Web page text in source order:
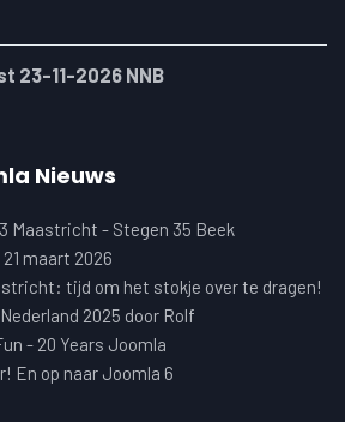
23-11-2026 NNB
Nieuws
Maastricht - Stegen 35 Beek
maart 2026
tijd om het stokje over te dragen!
2025 door Rolf
- 20 Years Joomla
En op naar Joomla 6